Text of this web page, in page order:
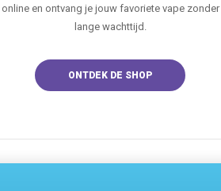
online en ontvang je jouw favoriete vape zonder
lange wachttijd.
ONTDEK DE SHOP